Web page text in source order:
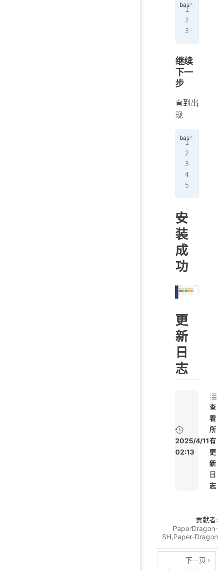
继续
下一
步
直到出
现
安
装
成
功
更
新
日
志
2025/4/11
02:13
查
看
所
有
更
新
日
志
贡献者:
PaperDragon-
SH,Paper-Dragon
下一页